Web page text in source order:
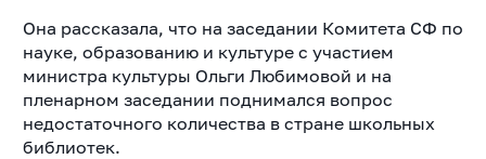
Она рассказала, что на заседании Комитета СФ по
науке, образованию и культуре с участием
министра культуры Ольги Любимовой и на
пленарном заседании поднимался вопрос
недостаточного количества в стране школьных
библиотек.